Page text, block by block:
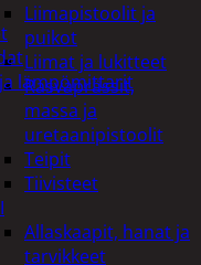
Liimapistoolit ja
puikot
Liimat ja lukitteet
Rasvaprässit,
massa ja
uretaanipistoolit
Teipit
Tiivisteet
Allaskaapit, hanat ja
tarvikkeet
lämpömittarit